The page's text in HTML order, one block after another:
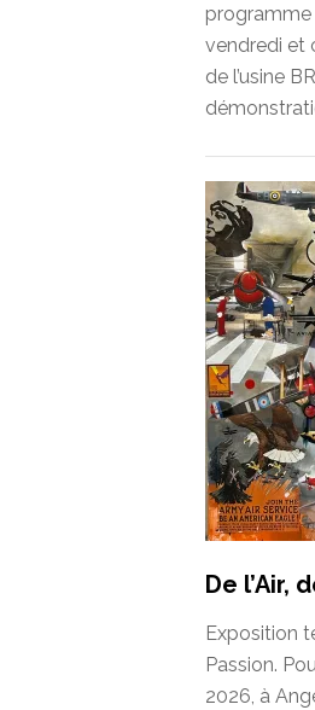
programme
vendredi et
de l’usine
De l’Air,
Exposition
Passion.
2026, à